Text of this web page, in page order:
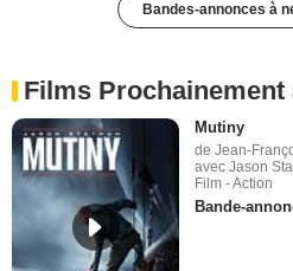
Bandes-annonces à
Films Prochainement
Mutiny
de Jean-
avec Jason
Film - Action
Bande-